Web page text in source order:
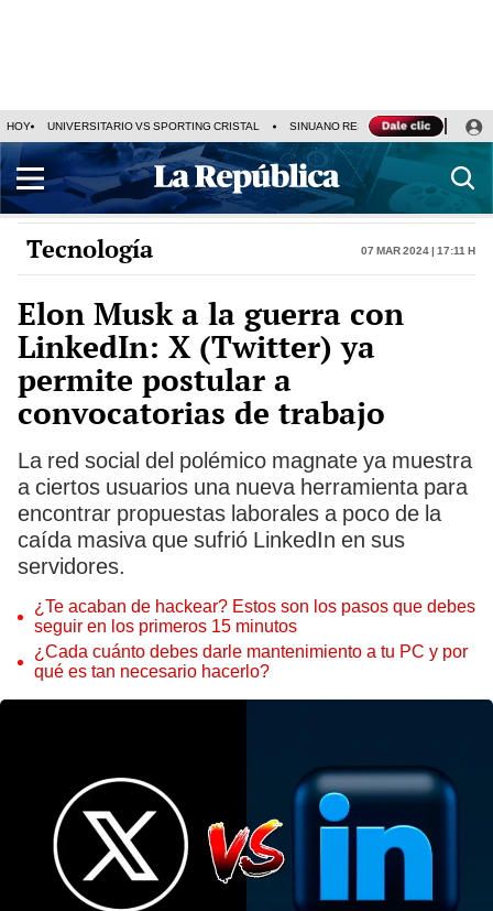
HOY UNIVERSITARIO VS SPORTING CRISTAL SINUANO RESULTADOS HOY
Tecnología 07 Mar 2024 | 17:11 h
Elon Musk a la guerra con
LinkedIn: X (Twitter) ya
permite postular a
convocatorias de trabajo
La red social del polémico magnate ya muestra
a ciertos usuarios una nueva herramienta para
encontrar propuestas laborales a poco de la
caída masiva que sufrió LinkedIn en sus
servidores.
¿Te acaban de hackear? Estos son los pasos que debes
seguir en los primeros 15 minutos
¿Cada cuánto debes darle mantenimiento a tu PC y por
qué es tan necesario hacerlo?